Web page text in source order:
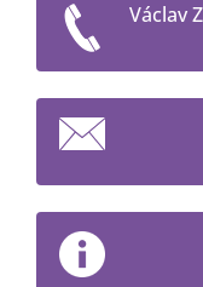
Václav